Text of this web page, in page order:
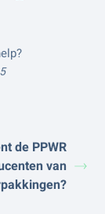
de PPWR
van